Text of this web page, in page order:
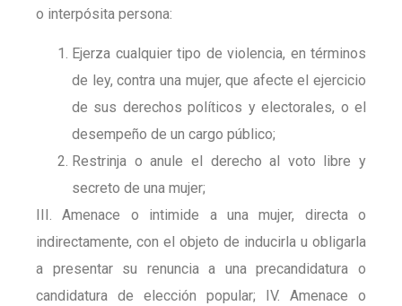
o interpósita persona:
Ejerza cualquier tipo de violencia, en términos
de ley, contra una mujer, que afecte el ejercicio
de sus derechos políticos y electorales, o el
desempeño de un cargo público;
Restrinja o anule el derecho al voto libre y
secreto de una mujer;
III. Amenace o intimide a una mujer, directa o
indirectamente, con el objeto de inducirla u obligarla
a presentar su renuncia a una precandidatura o
candidatura de elección popular; IV. Amenace o